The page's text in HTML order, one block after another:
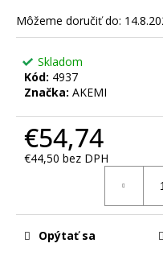
Môžeme doručiť do:
Skladom
Kód: 4937
Značka: AKEMI
€54,74
€44,50 bez DPH
Opýtať sa
Hľadať
O
d
o
ú
m
e